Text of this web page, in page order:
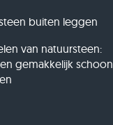
buiten leggen
van natuursteen:
gemakkelijk schoon